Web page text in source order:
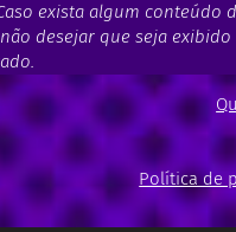
exista algum conteúdo
desejar que seja exibido
Política de